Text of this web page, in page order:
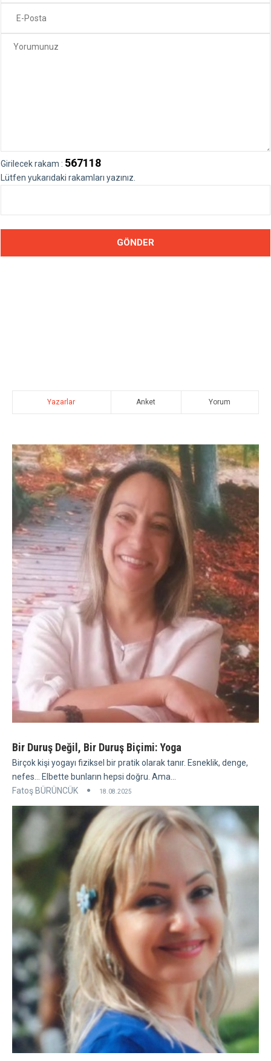
Girilecek rakam : 567118
Lütfen yukarıdaki rakamları yazınız.
Yazarlar Anket Yorum
Bir Duruş Değil, Bir Duruş Biçimi: Yoga
Birçok kişi yogayı fiziksel bir pratik olarak tanır. Esneklik, denge,
nefes... Elbette bunların hepsi doğru. Ama...
Fatoş BÜRÜNCÜK
18.08.2025